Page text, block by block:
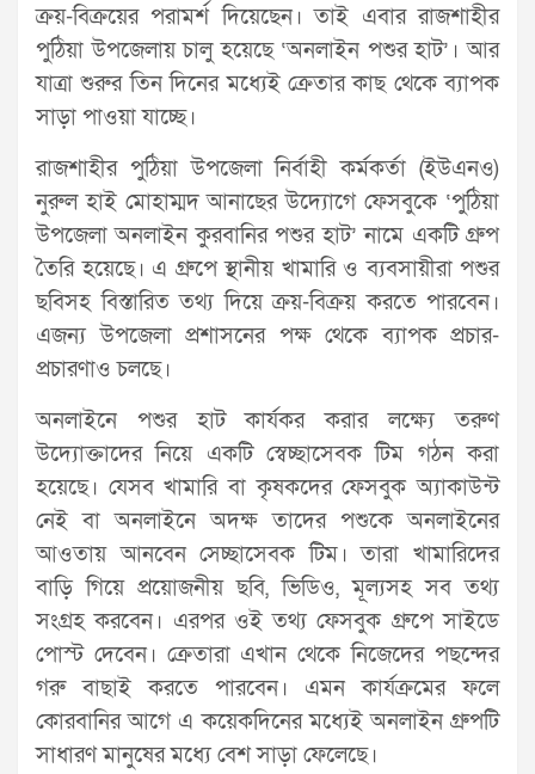
ক্রয়-বিক্রয়ের পরামর্শ দিয়েছেন। তাই এবার রাজশাহীর
পুঠিয়া উপজেলায় চালু হয়েছে ‘অনলাইন পশুর হাট’। আর
যাত্রা শুরুর তিন দিনের মধ্যেই ক্রেতার কাছ থেকে ব্যাপক
সাড়া পাওয়া যাচ্ছে।
রাজশাহীর পুঠিয়া উপজেলা নির্বাহী কর্মকর্তা (ইউএনও)
নুরুল হাই মোহাম্মদ আনাছের উদ্যোগে ফেসবুকে ‘পুঠিয়া
উপজেলা অনলাইন কুরবানির পশুর হাট’ নামে একটি গ্রুপ
তৈরি হয়েছে। এ গ্রুপে স্থানীয় খামারি ও ব্যবসায়ীরা পশুর
ছবিসহ বিস্তারিত তথ্য দিয়ে ক্রয়-বিক্রয় করতে পারবেন।
এজন্য উপজেলা প্রশাসনের পক্ষ থেকে ব্যাপক প্রচার-
প্রচারণাও চলছে।
অনলাইনে পশুর হাট কার্যকর করার লক্ষ্যে তরুণ
উদ্যোক্তাদের নিয়ে একটি স্বেচ্ছাসেবক টিম গঠন করা
হয়েছে। যেসব খামারি বা কৃষকদের ফেসবুক অ্যাকাউন্ট
নেই বা অনলাইনে অদক্ষ তাদের পশুকে অনলাইনের
আওতায় আনবেন সেচ্ছাসেবক টিম। তারা খামারিদের
বাড়ি গিয়ে প্রয়োজনীয় ছবি, ভিডিও, মূল্যসহ সব তথ্য
সংগ্রহ করবেন। এরপর ওই তথ্য ফেসবুক গ্রুপে সাইডে
পোস্ট দেবেন। ক্রেতারা এখান থেকে নিজেদের পছন্দের
গরু বাছাই করতে পারবেন। এমন কার্যক্রমের ফলে
কোরবানির আগে এ কয়েকদিনের মধ্যেই অনলাইন গ্রুপটি
সাধারণ মানুষের মধ্যে বেশ সাড়া ফেলেছে।